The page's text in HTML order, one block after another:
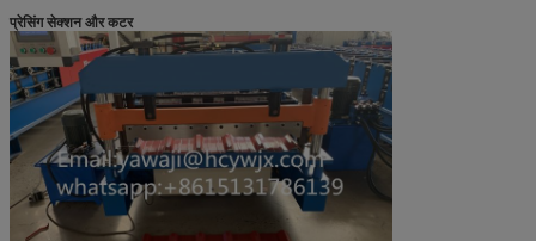
प्रेसिंग सेक्शन और कटर